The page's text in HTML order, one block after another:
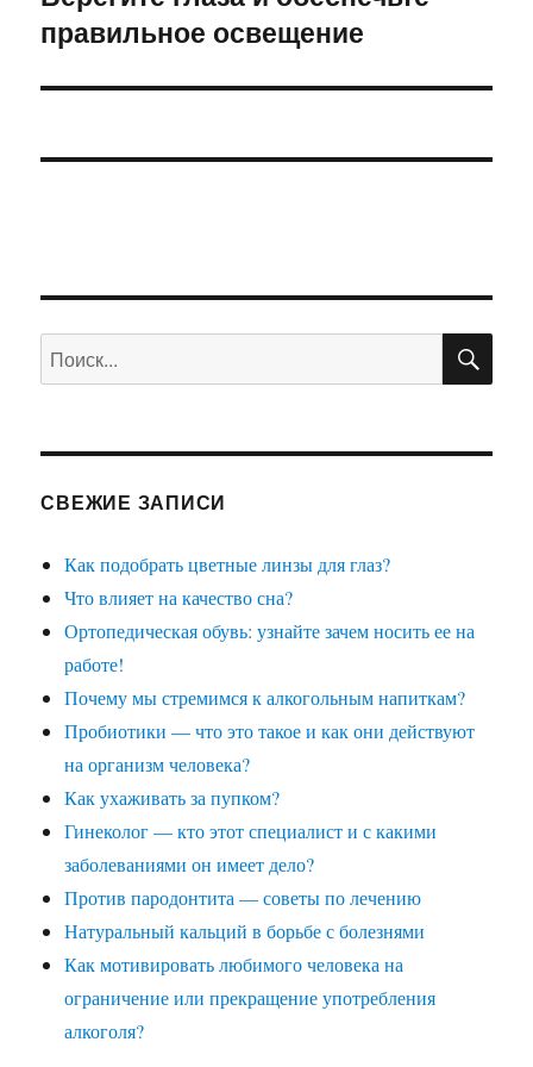
запись:
правильное освещение
Искать:
СВЕЖИЕ ЗАПИСИ
Как подобрать цветные линзы для глаз?
Что влияет на качество сна?
Ортопедическая обувь: узнайте зачем носить ее на
работе!
Почему мы стремимся к алкогольным напиткам?
Пробиотики — что это такое и как они действуют
на организм человека?
Как ухаживать за пупком?
Гинеколог — кто этот специалист и с какими
заболеваниями он имеет дело?
Против пародонтита — советы по лечению
Натуральный кальций в борьбе с болезнями
Как мотивировать любимого человека на
ограничение или прекращение употребления
алкоголя?